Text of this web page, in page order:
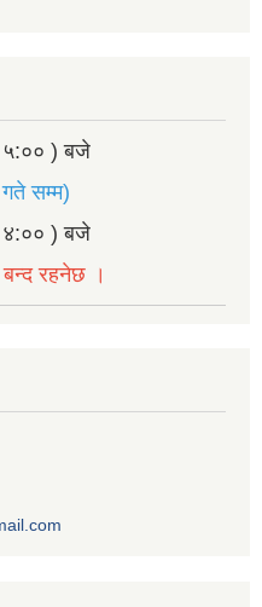
५:०० ) बजे
सम्म)
४:०० ) बजे
बन्द रहनेछ ।